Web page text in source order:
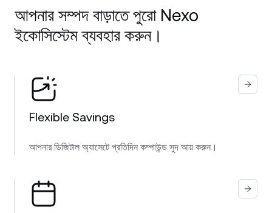
আপনার সম্পদ বাড়াতে পুরো Nexo
ইকোসিস্টেম ব্যবহার করুন।
Flexible Savings
আপনার ডিজিটাল অ্যাসেটে প্রতিদিন কম্পাউন্ড সুদ আয় করুন।